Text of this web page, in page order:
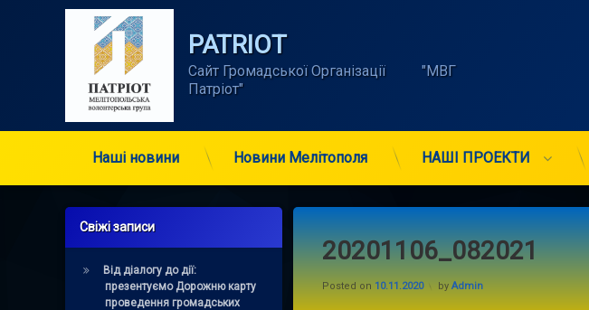
PATRIOT
Сайт Громадської Організації          "МВГ
Патріот"
Наші новини Новини Мелітополя НАШІ ПРОЕКТИ
20201106_082021
Posted on 10.11.2020 by Admin
Свіжі записи
Від діалогу до дії:
презентуємо Дорожню карту
проведення громадських